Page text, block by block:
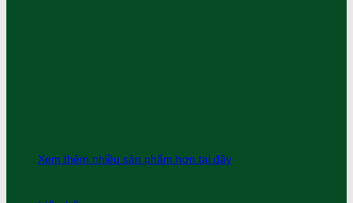
Xem thêm nhiều sản phẩm hơn tại đây